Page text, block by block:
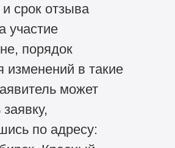
срок отзыва
участие
порядок
изменений в такие
может
заявку,
по адресу: